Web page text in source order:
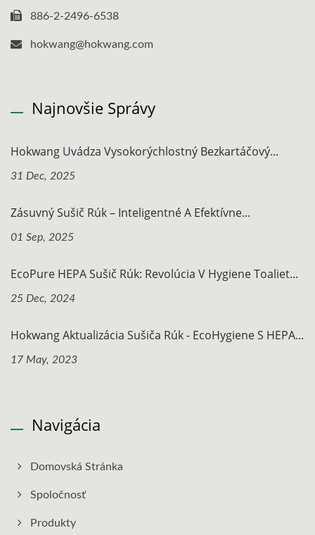
886-2-2496-6538
hokwang@hokwang.com
Najnovšie Správy
Hokwang Uvádza Vysokorýchlostný Bezkartáčový...
31 Dec, 2025
Zásuvný Sušič Rúk – Inteligentné A Efektívne...
01 Sep, 2025
EcoPure HEPA Sušič Rúk: Revolúcia V Hygiene Toaliet...
25 Dec, 2024
Hokwang Aktualizácia Sušiča Rúk - EcoHygiene S HEPA...
17 May, 2023
Navigácia
Domovská Stránka
Spoločnosť
Produkty